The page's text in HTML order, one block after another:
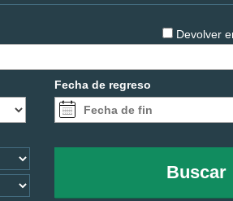
Devolver
Fecha de regreso
Buscar